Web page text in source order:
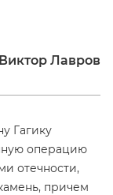
Виктор Лавров
Гагику
операцию
отечности,
причем